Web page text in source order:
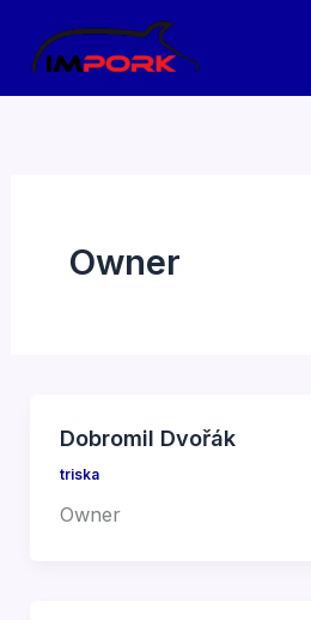
obsah
Owner
Dobromil Dvořák
triska
Owner